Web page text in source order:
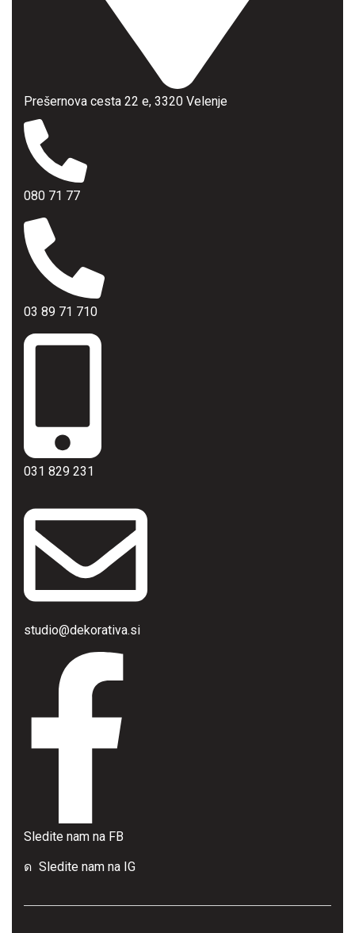
Prešernova cesta 22 e, 3320 Velenje
080 71 77
03 89 71 710
031 829 231
studio@dekorativa.si
Sledite nam na FB
Sledite nam na IG